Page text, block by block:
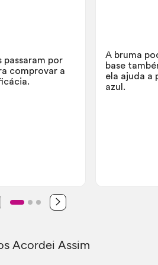
passaram por
comprovar a
A bruma
base
ela ajuda a
azul.
Acordei Assim